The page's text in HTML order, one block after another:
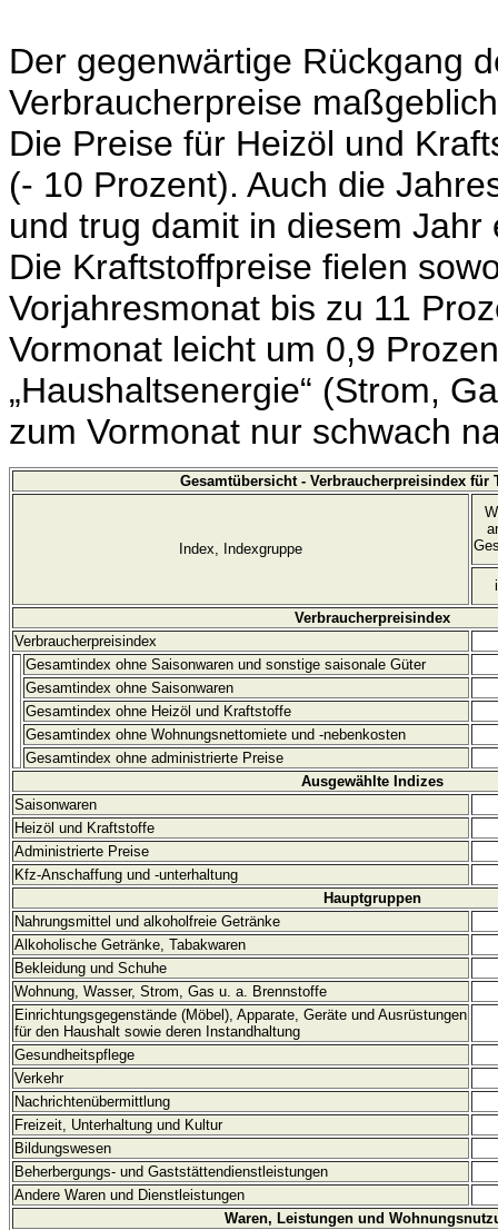
Der gegenwärtige Rückgang
Verbraucherpreise
Die Preise für Heizöl und
(- 10 Prozent). Auch die
und trug damit in diesem
Die Kraftstoffpreise fielen
Vorjahresmonat bis zu 11
Vormonat leicht um 0,9
„Haushaltsenergie“ (Strom,
zum Vormonat nur schwach
Gesamtübersicht - Verbraucherpreisindex für
Index, Indexgruppe
Verbraucherpreisindex
Verbraucherpreisindex
Gesamtindex ohne Saisonwaren und sonstige saisonale Güter
Gesamtindex ohne Saisonwaren
Gesamtindex ohne Heizöl und Kraftstoffe
Gesamtindex ohne Wohnungsnettomiete und -nebenkosten
Gesamtindex ohne administrierte Preise
Ausgewählte Indizes
Saisonwaren
Heizöl und Kraftstoffe
Administrierte Preise
Kfz-Anschaffung und -unterhaltung
Hauptgruppen
Nahrungsmittel und alkoholfreie Getränke
Alkoholische Getränke, Tabakwaren
Bekleidung und Schuhe
Wohnung, Wasser, Strom, Gas u. a. Brennstoffe
Einrichtungsgegenstände (Möbel), Apparate, Geräte und Ausrüstungen
für den Haushalt sowie deren Instandhaltung
Gesundheitspflege
Verkehr
Nachrichtenübermittlung
Freizeit, Unterhaltung und Kultur
Bildungswesen
Beherbergungs- und Gaststättendienstleistungen
Andere Waren und Dienstleistungen
Waren, Leistungen und